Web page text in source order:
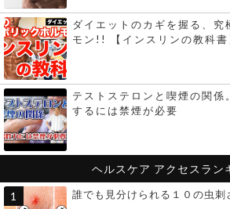
ダイエットのカギを握る、究
モン!! 【インスリンの教科書
テストステロンと喫煙の関係
するには禁煙が必要
ヘルスケア アクセスラン
誰でも見分けられる１０の虫刺